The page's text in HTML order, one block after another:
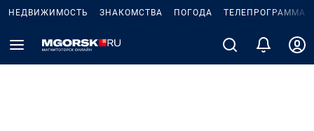
НЕДВИЖИМОСТЬ ЗНАКОМСТВА ПОГОДА ТЕЛЕПРОГРАММА